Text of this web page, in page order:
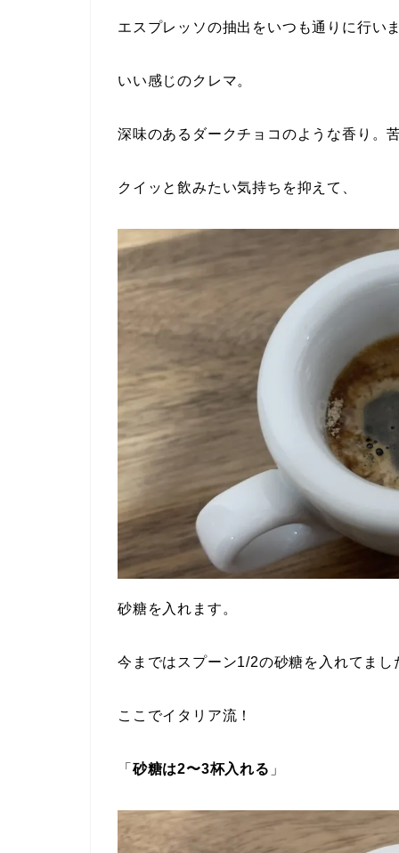
エスプレッソの抽出をいつも通りに行い
いい感じのクレマ。
深味のあるダークチョコのような香り。
クイッと飲みたい気持ちを抑えて、
砂糖を入れます。
今まではスプーン1/2の砂糖を入れてまし
ここでイタリア流！
「 砂糖は2〜3杯入れる 」